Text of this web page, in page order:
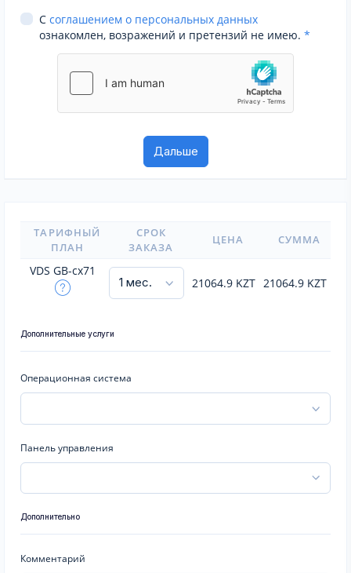
С соглашением о персональных данных
ознакомлен, возражений и претензий не имею. *
ТАРИФНЫЙ
ПЛАН
СРОК
ЗАКАЗА
ЦЕНА СУММА
VDS GB-cx71
21064.9 KZT 21064.9 KZT
Дополнительные услуги
Операционная система
Панель управления
Дополнительно
Комментарий